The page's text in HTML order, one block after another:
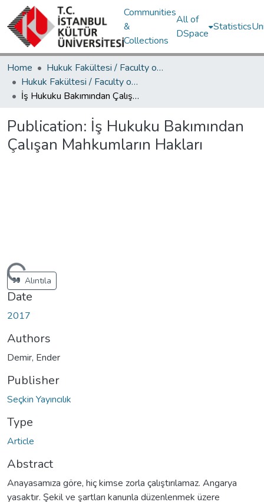
Communities
&
Collections
All of
DSpace
Statistics
Home
Hukuk Fakültesi / Faculty of Law
Hukuk Fakültesi / Faculty of Law
İş Hukuku Bakımından Çalışan Mahkumların Hakları
Publication: İş Hukuku Bakımından
Çalışan Mahkumların Hakları
Loading...Alıntıla
Date
2017
Authors
Demir, Ender
Publisher
Seçkin Yayıncılık
Type
Article
Abstract
Anayasamıza göre, hiç kimse zorla çalıştırılamaz. Angarya
yasaktır. Şekil ve şartları kanunla düzenlenmek üzere